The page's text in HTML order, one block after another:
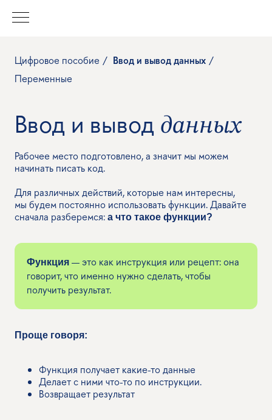
Цифровое пособие / Ввод и вывод данных /
Переменные
Ввод и вывод данных
Рабочее место подготовлено, а значит мы можем
начинать писать код.
Для различных действий, которые нам интересны,
мы будем постоянно использовать функции. Давайте
сначала разберемся: а что такое функции?
Функция — это как инструкция или рецепт: она
говорит, что именно нужно сделать, чтобы
получить результат.
Проще говоря:
Функция получает какие-то данные
Делает с ними что-то по инструкции.
Возвращает результат